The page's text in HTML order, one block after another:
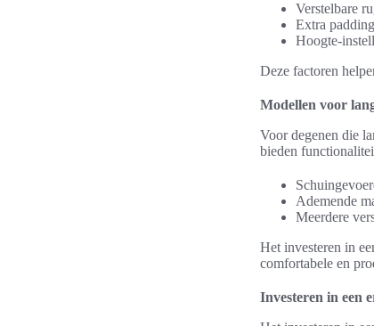
Verstelbare
Extra
Hoogte-
Deze factoren
Modellen voor
Voor degenen die
bieden
Ademende
Meerdere
Het investeren in
comfortabele en
Investeren in een